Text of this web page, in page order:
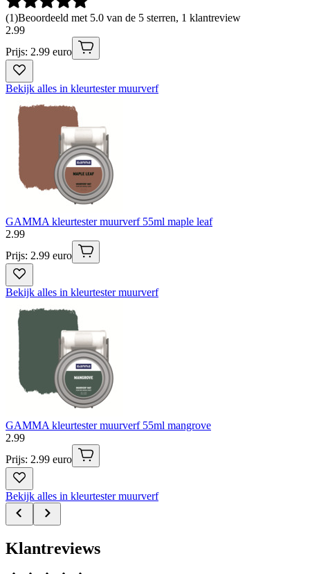
(1)Beoordeeld met 5.0 van de 5 sterren, 1 klantreview
2.99
Prijs: 2.99 euro
Bekijk alles in kleurtester muurverf
GAMMA kleurtester muurverf 55ml maple leaf
2.99
Prijs: 2.99 euro
Bekijk alles in kleurtester muurverf
GAMMA kleurtester muurverf 55ml mangrove
2.99
Prijs: 2.99 euro
Bekijk alles in kleurtester muurverf
Klantreviews